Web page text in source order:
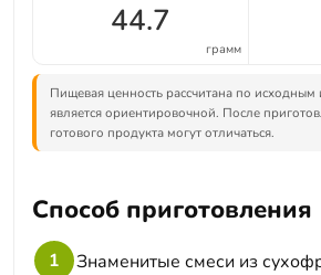
44.7
грамм
Пищевая ценность рассчитана по исходным
является ориентировочной. После
готового продукта могут отличаться.
Способ приготовления
1
Знаменитые смеси из